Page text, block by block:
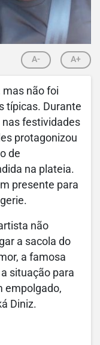
A- A+
mas não foi
típicas. Durante
festividades
protagonizou
de
na plateia.
presente para
não
a sacola do
a famosa
situação para
empolgado,
Diniz.